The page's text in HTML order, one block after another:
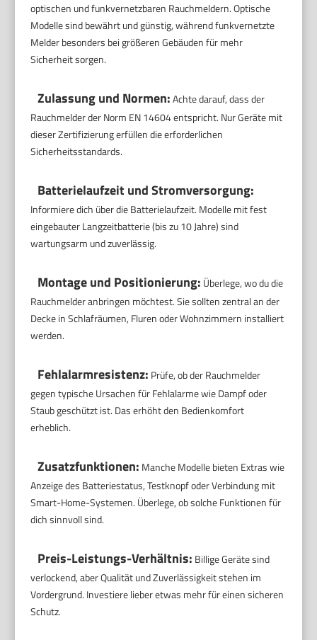
optischen und funkvernetzbaren Rauchmeldern. Optische
Modelle sind bewährt und günstig, während funkvernetzte
Melder besonders bei größeren Gebäuden für mehr
Sicherheit sorgen.
Zulassung und Normen:Achte darauf, dass der
Rauchmelder der Norm EN 14604 entspricht. Nur Geräte mit
dieser Zertifizierung erfüllen die erforderlichen
Sicherheitsstandards.
Batterielaufzeit und Stromversorgung:
Informiere dich über die Batterielaufzeit. Modelle mit fest
eingebauter Langzeitbatterie (bis zu 10 Jahre) sind
wartungsarm und zuverlässig.
Montage und Positionierung: Überlege, wo du die
Rauchmelder anbringen möchtest. Sie sollten zentral an der
Decke in Schlafräumen, Fluren oder Wohnzimmern installiert
werden.
Fehlalarmresistenz: Prüfe, ob der Rauchmelder
gegen typische Ursachen für Fehlalarme wie Dampf oder
Staub geschützt ist. Das erhöht den Bedienkomfort
erheblich.
Zusatzfunktionen: Manche Modelle bieten Extras wie
Anzeige des Batteriestatus, Testknopf oder Verbindung mit
Smart-Home-Systemen. Überlege, ob solche Funktionen für
dich sinnvoll sind.
Preis-Leistungs-Verhältnis: Billige Geräte sind
verlockend, aber Qualität und Zuverlässigkeit stehen im
Vordergrund. Investiere lieber etwas mehr für einen sicheren
Schutz.